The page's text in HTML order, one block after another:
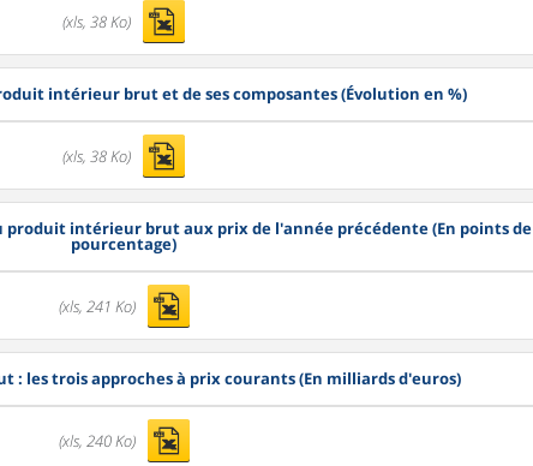
(xls, 38 Ko)
intérieur brut et de ses composantes (Évolution en %)
(xls, 38 Ko)
intérieur brut aux prix de l'année précédente (En points de
pourcentage)
(xls, 241 Ko)
les trois approches à prix courants (En milliards d'euros)
(xls, 240 Ko)